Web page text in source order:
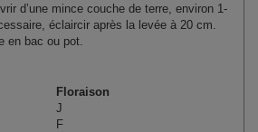
d’une mince couche de terre, environ 1-
éclaircir après la levée à 20 cm.
en bac ou pot.
Floraison
J
F